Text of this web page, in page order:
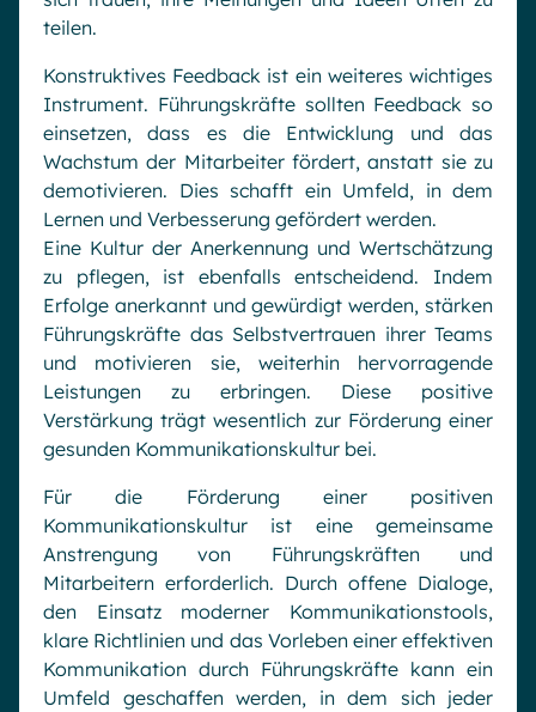
teilen.
Konstruktives Feedback ist ein weiteres wichtiges
Instrument. Führungskräfte sollten Feedback so
einsetzen, dass es die Entwicklung und das
Wachstum der Mitarbeiter fördert, anstatt sie zu
demotivieren. Dies schafft ein Umfeld, in dem
Lernen und Verbesserung gefördert werden.
Eine Kultur der Anerkennung und Wertschätzung
zu pflegen, ist ebenfalls entscheidend. Indem
Erfolge anerkannt und gewürdigt werden, stärken
Führungskräfte das Selbstvertrauen ihrer Teams
und motivieren sie, weiterhin hervorragende
Leistungen zu erbringen. Diese positive
Verstärkung trägt wesentlich zur Förderung einer
gesunden Kommunikationskultur bei.
Für die Förderung einer positiven
Kommunikationskultur ist eine gemeinsame
Anstrengung von Führungskräften und
Mitarbeitern erforderlich. Durch offene Dialoge,
den Einsatz moderner Kommunikationstools,
klare Richtlinien und das Vorleben einer effektiven
Kommunikation durch Führungskräfte kann ein
Umfeld geschaffen werden, in dem sich jeder